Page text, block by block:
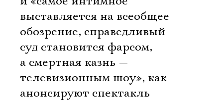
выставляется на всеобщее
обозрение, справедливый
суд становится фарсом,
а смертная казнь —
телевизионным шоу», как
анонсируют спектакль